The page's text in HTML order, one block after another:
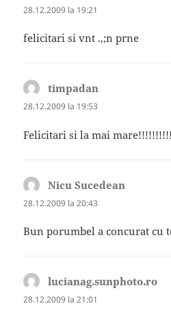
28.12.2009 la 19:21
felicitari si vnt .,;n prne
timpadan
28.12.2009 la 19:53
Felicitari si la mai mare!!!!!!!!!!
Nicu Sucedean
28.12.2009 la 20:43
Bun porumbel a concurat cu
lucianag.sunphoto.ro
28.12.2009 la 21:01